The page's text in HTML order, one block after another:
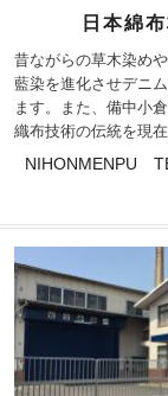
日本綿
昔ながらの草木染め
藍染を進化させデニ
ます。また、備中小
織布技術の伝統を現
NIHONMENPU